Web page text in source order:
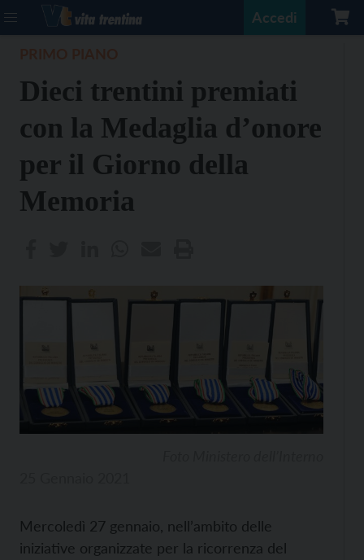
Accedi
Dieci trentini premiati
con la Medaglia d’onore
per il Giorno della
Memoria
Mercoledì 27 gennaio, nell’ambito delle
iniziative organizzate per la ricorrenza del